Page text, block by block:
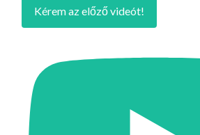
Kérem az előző videót!